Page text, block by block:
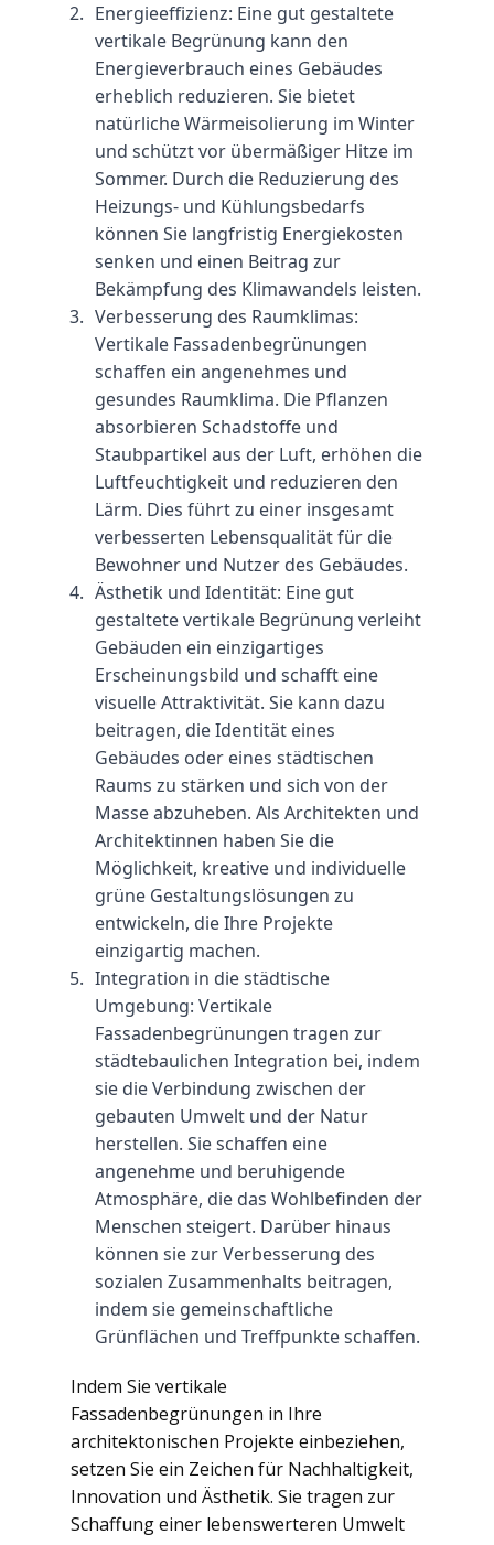
Energieeffizienz: Eine gut gestaltete
vertikale Begrünung kann den
Energieverbrauch eines Gebäudes
erheblich reduzieren. Sie bietet
natürliche Wärmeisolierung im Winter
und schützt vor übermäßiger Hitze im
Sommer. Durch die Reduzierung des
Heizungs- und Kühlungsbedarfs
können Sie langfristig Energiekosten
senken und einen Beitrag zur
Bekämpfung des Klimawandels leisten.
Verbesserung des Raumklimas:
Vertikale Fassadenbegrünungen
schaffen ein angenehmes und
gesundes Raumklima. Die Pflanzen
absorbieren Schadstoffe und
Staubpartikel aus der Luft, erhöhen die
Luftfeuchtigkeit und reduzieren den
Lärm. Dies führt zu einer insgesamt
verbesserten Lebensqualität für die
Bewohner und Nutzer des Gebäudes.
Ästhetik und Identität: Eine gut
gestaltete vertikale Begrünung verleiht
Gebäuden ein einzigartiges
Erscheinungsbild und schafft eine
visuelle Attraktivität. Sie kann dazu
beitragen, die Identität eines
Gebäudes oder eines städtischen
Raums zu stärken und sich von der
Masse abzuheben. Als Architekten und
Architektinnen haben Sie die
Möglichkeit, kreative und individuelle
grüne Gestaltungslösungen zu
entwickeln, die Ihre Projekte
einzigartig machen.
Integration in die städtische
Umgebung: Vertikale
Fassadenbegrünungen tragen zur
städtebaulichen Integration bei, indem
sie die Verbindung zwischen der
gebauten Umwelt und der Natur
herstellen. Sie schaffen eine
angenehme und beruhigende
Atmosphäre, die das Wohlbefinden der
Menschen steigert. Darüber hinaus
können sie zur Verbesserung des
sozialen Zusammenhalts beitragen,
indem sie gemeinschaftliche
Grünflächen und Treffpunkte schaffen.
Indem Sie vertikale
Fassadenbegrünungen in Ihre
architektonischen Projekte einbeziehen,
setzen Sie ein Zeichen für Nachhaltigkeit,
Innovation und Ästhetik. Sie tragen zur
Schaffung einer lebenswerteren Umwelt